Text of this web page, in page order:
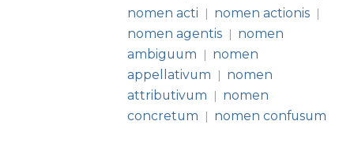
nomen acti | nomen actionis |
nomen agentis | nomen
ambiguum
| nomen
appellativum
| nomen
attributivum
| nomen
concretum
| nomen confusum